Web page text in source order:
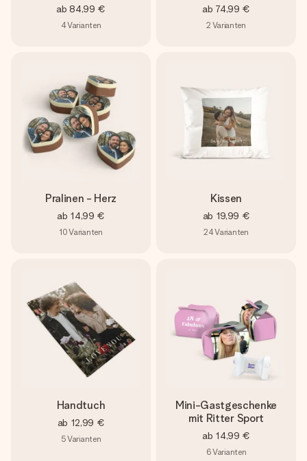
ab 84,99 €
4Varianten
ab 74,99 €
2 Varianten
Pralinen - Herz
ab 14,99 €
10Varianten
Kissen
ab 19,99 €
24Varianten
Handtuch
ab 12,99 €
5Varianten
Mini-Gastgeschenke
mit Ritter Sport
ab 14,99 €
6Varianten